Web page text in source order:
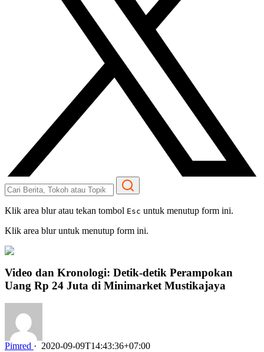
Klik area blur atau tekan tombol Esc untuk menutup form ini.
Klik area blur untuk menutup form ini.
Video dan Kronologi: Detik-detik Perampokan
Uang Rp 24 Juta di Minimarket Mustikajaya
Pimred · 2020-09-09T14:43:36+07:00